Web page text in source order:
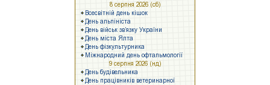
На Полтавщині розпочали жнива!
Брак людей та воєнні ризики: що
заважає українському бізнесу
працювати